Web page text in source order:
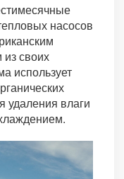
насосов
своих
использует
удаления влаги